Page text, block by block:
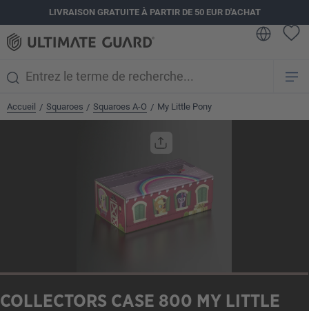
principalLIVRAISON GRATUITE À PARTIR DE 50 EUR D'ACHAT
Accueil / Squaroes / Squaroes A-O / My Little Pony
COLLECTORS CASE 800 MY LITTLE